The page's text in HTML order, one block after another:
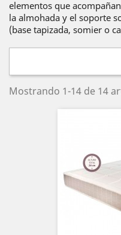
elementos que
la almohada y el soporte
(base tapizada, somier o
Mostrando 1-14 de 14